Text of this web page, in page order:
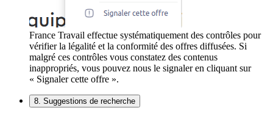
France Travail effectue systématiquement des contrôles pour
vérifier la légalité et la conformité des offres diffusées. Si
malgré ces contrôles vous constatez des contenus
inappropriés, vous pouvez nous le signaler en cliquant sur
« Signaler cette offre ».
8. Suggestions de recherche